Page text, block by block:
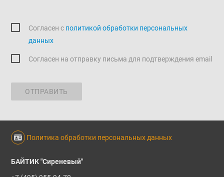
Согласен c политикой обработки персональных
данных
Согласен на отправку письма для подтверждения email
ОТПРАВИТЬ
Политика обработки персональных данных
БАЙТИК "Сиреневый"